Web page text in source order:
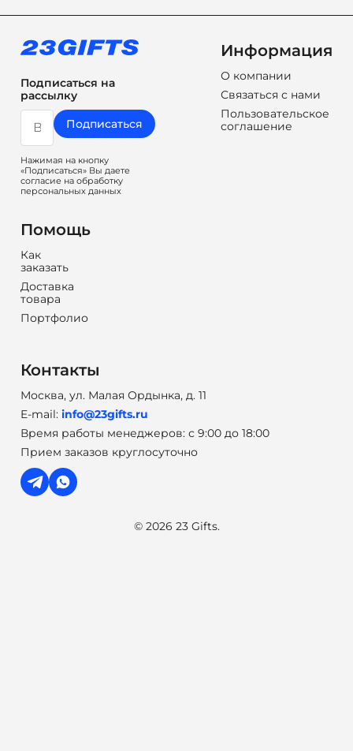
Подписаться на
рассылку
Подписаться
Нажимая на кнопку
«Подписаться» Вы даете
согласие на обработку
персональных данных
Информация
О компании
Связаться с нами
Пользовательское
соглашение
Помощь
Как
заказать
Доставка
товара
Портфолио
Контакты
Москва, ул. Малая Ордынка, д. 11
E-mail: info@23gifts.ru
Время работы менеджеров: с 9:00 до 18:00
Прием заказов круглосуточно
© 2026 23 Gifts.